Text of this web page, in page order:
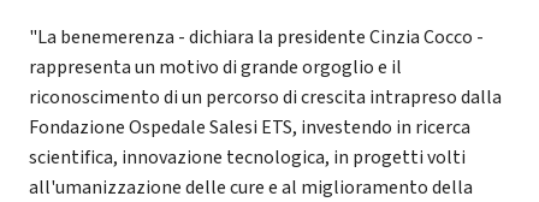
"La benemerenza - dichiara la presidente Cinzia Cocco -
rappresenta un motivo di grande orgoglio e il
riconoscimento di un percorso di crescita intrapreso dalla
Fondazione Ospedale Salesi ETS, investendo in ricerca
scientifica, innovazione tecnologica, in progetti volti
all'umanizzazione delle cure e al miglioramento della